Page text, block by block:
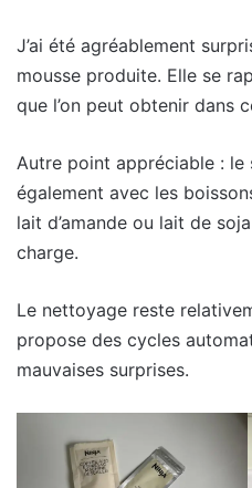
J’ai été agréablement
mousse produite. Elle se
que l’on peut obtenir dans
Autre point appréciable :
également avec les
lait d’amande ou lait de
charge.
Le nettoyage reste
propose des cycles
mauvaises surprises.